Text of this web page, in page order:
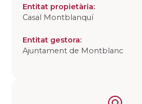
Entitat propietària:
Casal Montblanquí
Entitat gestora:
Ajuntament de Montblanc